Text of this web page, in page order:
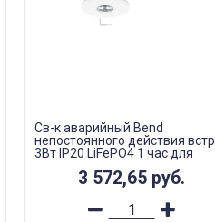
Св-к аварийный Bend
непостоянного действия встр
3Вт IP20 LiFePO4 1 час для
3 572,65 руб.